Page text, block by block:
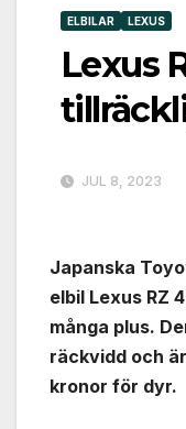
ELBILAR LEXUS
Lexus
JUL 8, 2023
Japanska
elbil Lexus RZ
många plus.
räckvidd och
kronor för dyr.